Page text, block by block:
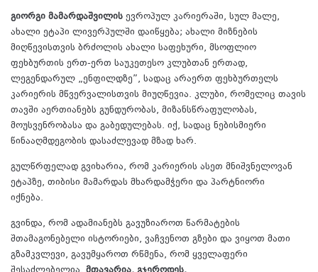
გიორგი მამარდაშვილის ევროპულ კარიერაში, სულ მალე,
ახალი ეტაპი ლივერპულში დაიწყება; ახალი მიზნების
მიღწევისთვის ბრძოლის ახალი საფეხური, მსოფლიო
ფეხბურთის ერთ-ერთ საუკეთესო კლუბთან ერთად,
ლეგენდარულ „ენფილდზე”, სადაც არაერთ ფეხბურთელს
კარიერის მწვერვალისთვის მიუღწევია. კლუბი, რომელიც თავის
თავში აერთიანებს გუნდურობას, მიზანსწრაფულობას,
მოუსვენრობასა და გაბედულებას. იქ, სადაც ნებისმიერი
წინააღმდეგობის დასაძლევად მზად ხარ.
გულწრფელად გვიხარია, რომ კარიერის ასეთ მნიშვნელოვან
ეტაპზე, თიბისი მამარდას მხარდამჭერი და პარტნიორი
იქნება.
გვინდა, რომ ადამიანებს გავუზიაროთ წარმატების
შთამაგონებელი ისტორიები, ვაჩვენოთ გზები და ვიყოთ მათი
გზამკვლევი, გავუმყაროთ რწმენა, რომ ყველაფერი